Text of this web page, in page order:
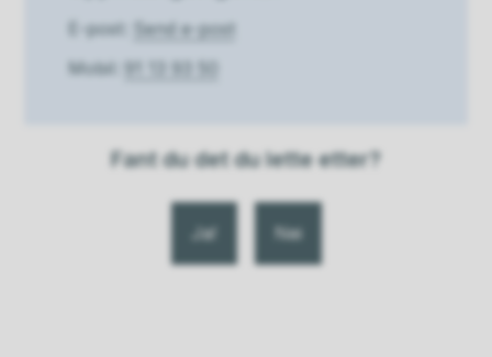
E-post
Send e-post
Mobil
91 13 93 50
Fant du det du lette etter?
Ja Nei